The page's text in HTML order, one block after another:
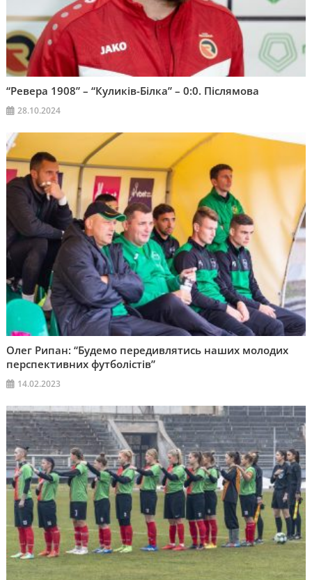
“Ревера 1908” – “Куликів-Білка” – 0:0. Післямова
28.10.2024
Олег Рипан: “Будемо передивлятись наших молодих
перспективних футболістів”
14.02.2023